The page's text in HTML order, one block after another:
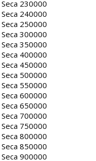
230000
240000
250000
300000
350000
400000
450000
500000
550000
600000
650000
700000
750000
800000
850000
900000